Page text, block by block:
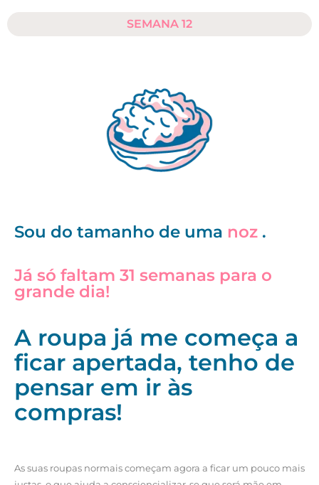
SEMANA 12
Sou do tamanho de uma noz .
Já só faltam 31 semanas para o
grande dia!
A roupa já me começa a
ficar apertada, tenho de
pensar em ir às
compras!
As suas roupas normais começam agora a ficar um pouco mais